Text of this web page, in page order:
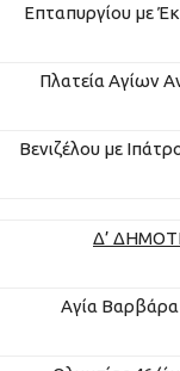
Επταπυργίου με
Πλατεία Αγίων
Βενιζέλου με
Δ’
Αγία